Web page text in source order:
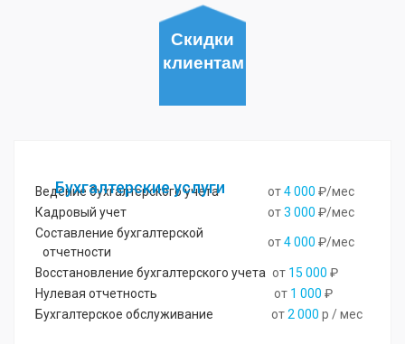
Скидки
клиентам
Бухгалтерские услуги
Ведение бухгалтерского учета от4 000 ₽/мес
Кадровый учет
от3 000 ₽/мес
Составление бухгалтерской
отчетности
от4 000 ₽/мес
Восстановление бухгалтерского учета от 15 000 ₽
Нулевая отчетность
от 1 000 ₽
Бухгалтерское обслуживание
от2 000 р / мес